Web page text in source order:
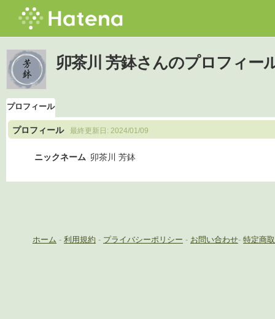
卯茶川 芳鉢さんのプロフィー
プロフィール
プロフィール 最終更新日: 2024/01/09
ニックネーム 卯茶川 芳鉢
ホーム - 利用規約 - プライバシーポリシー - お問い合わせ- 特定商